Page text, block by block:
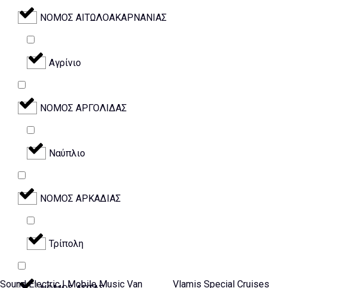
ΝΟΜΟΣ ΑΙΤΩΛΟΑΚΑΡΝΑΝΙΑΣ
Αγρίνιο
ΝΟΜΟΣ ΑΡΓΟΛΙΔΑΣ
Ναύπλιο
ΝΟΜΟΣ ΑΡΚΑΔΙΑΣ
Τρίπολη
Sound Electric | Mobile Music Van Vlamis Special Cruises